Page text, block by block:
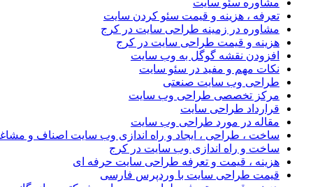
مشاوره سئو سایت
تعرفه ، هزینه و قیمت سئو کردن سایت
مشاوره در زمینه طراحی سایت در کرج
هزینه و قیمت طراحی سایت در کرج
افزودن نقشه گوگل به وب سایت
نکات مهم و مفید در سئو سایت
طراحی وب سایت صنعتی
مرکز تخصصی طراحی وب سایت
قرارداد طراحی سایت
مقاله در مورد طراحی وب سایت
ساخت ، طراحی ، ایجاد و راه اندازی وب سایت اصناف و
ساخت و راه اندازی وب سایت در کرج
هزینه ، قیمت و تعرفه طراحی سایت حرفه ای
قیمت طراحی سایت با وردپرس فارسی